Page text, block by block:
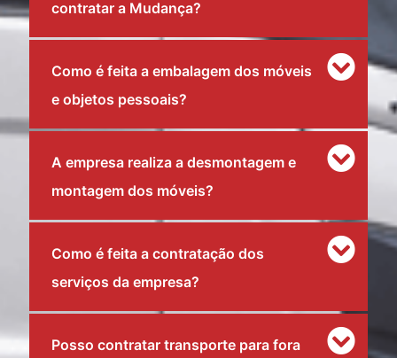
contratar a Mudança?
Como é feita a embalagem dos móveis
e objetos pessoais?
A empresa realiza a desmontagem e
montagem dos móveis?
Como é feita a contratação dos
serviços da empresa?
Posso contratar transporte para fora